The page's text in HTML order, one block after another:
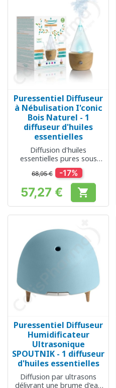
Puressentiel Diffuseur
à Nébulisation I'conic
Bois Naturel - 1
diffuseur d'huiles
essentielles
Diffusion d'huiles
essentielles pures sous
forme de très fines
particules
68,95 € -17%
Prix
57,27 € 
Puressentiel Diffuseur
Humidificateur
Ultrasonique
SPOUTNIK - 1 diffuseur
d'huiles essentielles
Diffusion par ultrasons
délivrant une brume d'eau